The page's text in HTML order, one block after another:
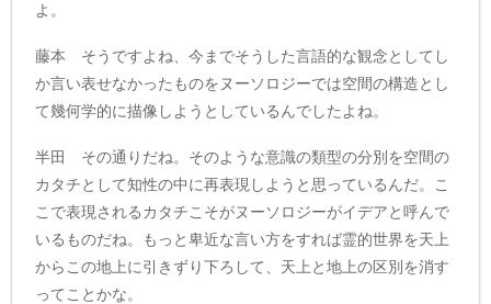
よ。
藤本 そうですよね、今までそうした言語的な観念としてし
か言い表せなかったものをヌーソロジーでは空間の構造とし
て幾何学的に描像しようとしているんでしたよね。
半田 その通りだね。そのような意識の類型の分別を空間の
カタチとして知性の中に再表現しようと思っているんだ。こ
こで表現されるカタチこそがヌーソロジーがイデアと呼んで
いるものだね。もっと卑近な言い方をすれば霊的世界を天上
からこの地上に引きずり下ろして、天上と地上の区別を消す
ってことかな。